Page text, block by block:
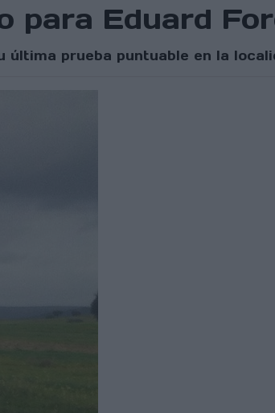
para Eduard
última prueba puntuable en la